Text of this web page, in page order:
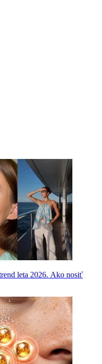
leta 2026. Ako nosiť